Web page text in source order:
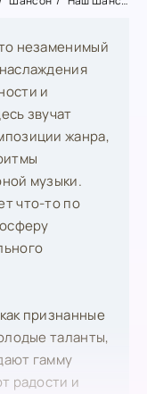
незаменимый
и
звучат
жанра,
музыки.
что-то по
признанные
таланты,
гамму
радости и